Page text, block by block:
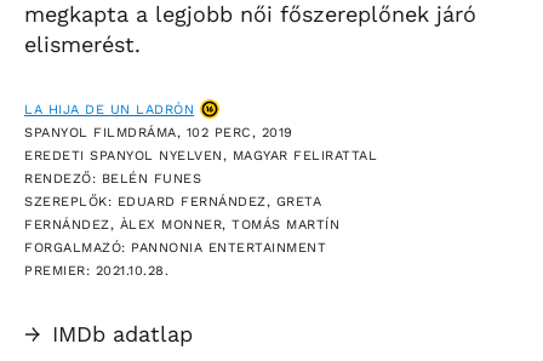
megkapta a legjobb női főszereplőnek járó
elismerést.
LA HIJA DE UN LADRÓN
SPANYOL FILMDRÁMA, 102 PERC, 2019
EREDETI SPANYOL NYELVEN, MAGYAR FELIRATTAL
RENDEZŐ: BELÉN FUNES
SZEREPLŐK: EDUARD FERNÁNDEZ, GRETA
FERNÁNDEZ, ÀLEX MONNER, TOMÁS MARTÍN
FORGALMAZÓ: PANNONIA ENTERTAINMENT
PREMIER: 2021.10.28.
→ IMDb adatlap